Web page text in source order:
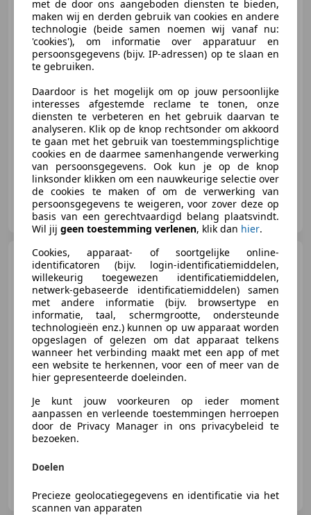
NAVIGATIE PDC AIRCO CRU
€ 4.995
03/2010 200.353 km Benzine
81 kW (110 PK)
Autohuis de Vaart
NL-3135 GM VLAARDINGEN
Renault Grand Scenic
2.0-16V Tech Line 7p. Cruise,
clima, pano, navi
€ 2.950
10/2007 182.145 km Benzine
99 kW (135 PK)
NL-2391 PZ HAZERSWOUDE-DORP
met de door ons aangeboden diensten te bieden,
maken wij en derden gebruik van cookies en andere
technologie (beide samen noemen wij vanaf nu:
'cookies'), om informatie over apparatuur en
persoonsgegevens (bijv. IP-adressen) op te slaan en
te gebruiken.
Daardoor is het mogelijk om op jouw persoonlijke
interesses afgestemde reclame te tonen, onze
diensten te verbeteren en het gebruik daarvan te
analyseren. Klik op de knop rechtsonder om akkoord
te gaan met het gebruik van toestemmingsplichtige
cookies en de daarmee samenhangende verwerking
van persoonsgegevens. Ook kun je op de knop
linksonder klikken om een nauwkeurige selectie over
de cookies te maken of om de verwerking van
persoonsgegevens te weigeren, voor zover deze op
basis van een gerechtvaardigd belang plaatsvindt.
Wil jij geen toestemming verlenen, klik dan hier.
Cookies, apparaat- of soortgelijke online-
identificatoren (bijv. login-identificatiemiddelen,
willekeurig toegewezen identificatiemiddelen,
netwerk-gebaseerde identificatiemiddelen) samen
met andere informatie (bijv. browsertype en
informatie, taal, schermgrootte, ondersteunde
technologieën enz.) kunnen op uw apparaat worden
opgeslagen of gelezen om dat apparaat telkens
wanneer het verbinding maakt met een app of met
een website te herkennen, voor een of meer van de
hier gepresenteerde doeleinden.
Je kunt jouw voorkeuren op ieder moment
aanpassen en verleende toestemmingen herroepen
door de Privacy Manager in ons privacybeleid te
bezoeken.
Doelen
Precieze geolocatiegegevens en identificatie via het
scannen van apparaten